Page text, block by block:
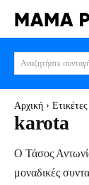
Αναζητήστε
Αρχική Ετικέτες
karota
Ο Τάσος
μοναδικές